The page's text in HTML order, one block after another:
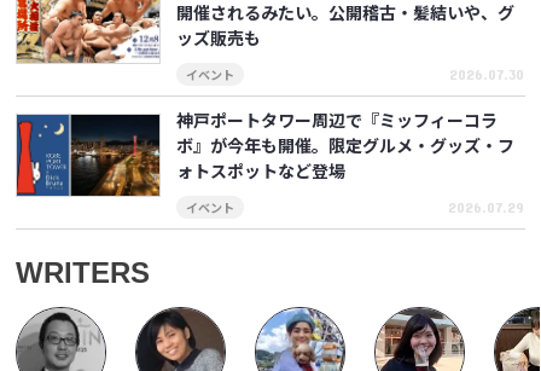
開催されるみたい。公開稽古・髪結いや、グ
ッズ販売も
イベント 2026.07.30
神戸ポートタワー周辺で『ミッフィーコラ
ボ』が今年も開催。限定グルメ・グッズ・フ
ォトスポットなど登場
イベント 2026.07.29
WRITERS